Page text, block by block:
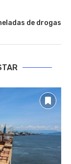
de drogas